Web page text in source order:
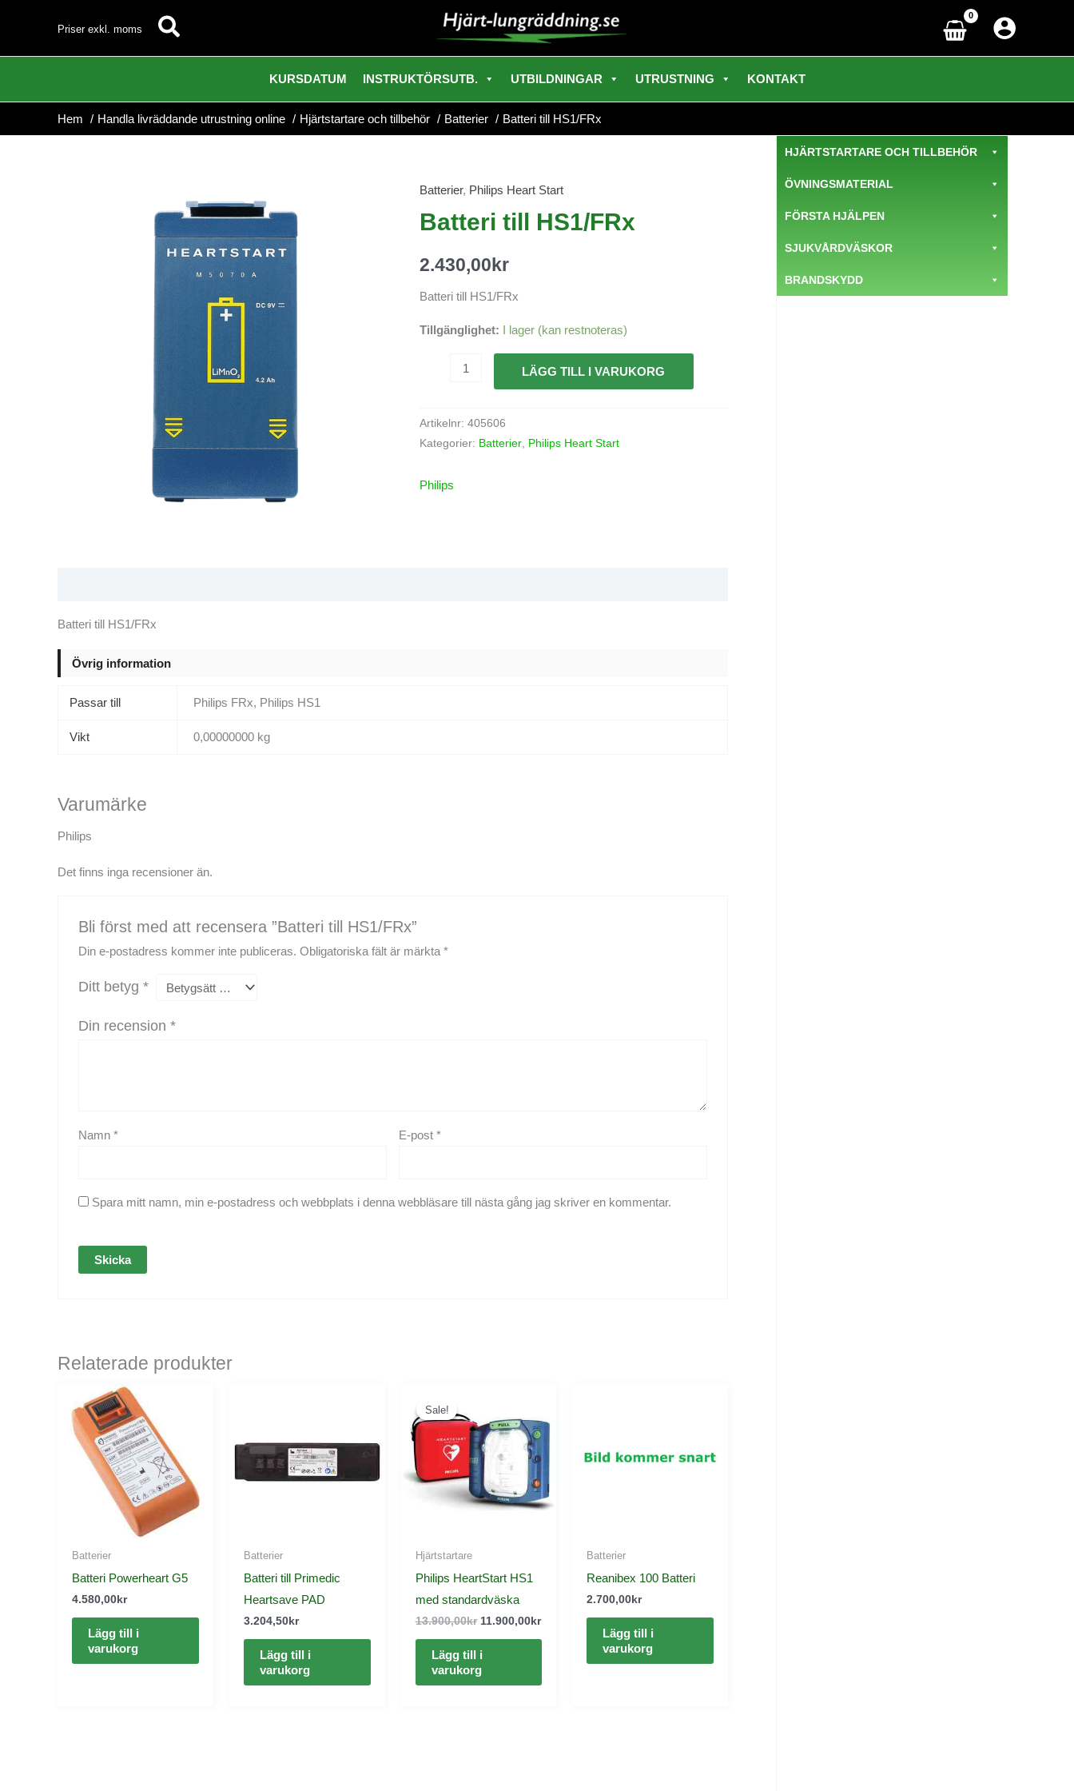
innehåll
Priser exkl. moms Sök
KURSDATUM INSTRUKTÖRSUTB. UTBILDNINGAR UTRUSTNING KONTAKT
Hem Handla livräddande utrustning online Hjärtstartare och tillbehör Batterier Batteri till HS1/FRx
Batterier, Philips Heart Start
Batteri till HS1/FRx
2.430,00 kr
Batteri till HS1/FRx
Tillgänglighet: I lager (kan restnoteras)
Batteri
till
mängd
LÄGG TILL I VARUKORG
Artikelnr:405606
Kategorier: Batterier, Philips Heart Start
Philips
Batteri till HS1/FRx
Övrig information
Passar till Philips FRx, Philips HS1
Vikt 0,00000000 kg
Varumärke
Philips
Det finns inga recensioner än.
Bli först med att recensera ”Batteri till HS1/FRx”
Din e-postadress kommer inte publiceras. Obligatoriska fält är märkta*
Ditt betyg*
Din recension*
Namn* E-post*
Spara mitt namn, min e-postadress och webbplats i denna webbläsare till nästa gång jag skriver en kommentar.
Relaterade produkter
Batterier
Batteri Powerheart G5
4.580,00 kr
Lägg till i
varukorg
Batterier
Batteri till Primedic
Heartsave PAD
3.204,50kr
Lägg till i
varukorg
Sale!
Sale!
Hjärtstartare
Philips HeartStart HS1
med standardväska
13.900,00kr
priset
var:
13.900,00kr.
11.900,00kr
är:
Lägg till i
varukorg
Batterier
Reanibex 100 Batteri
2.700,00 kr
Lägg till i
varukorg
HJÄRTSTARTARE OCH TILLBEHÖR
ÖVNINGSMATERIAL
FÖRSTA HJÄLPEN
SJUKVÅRDVÄSKOR
BRANDSKYDD